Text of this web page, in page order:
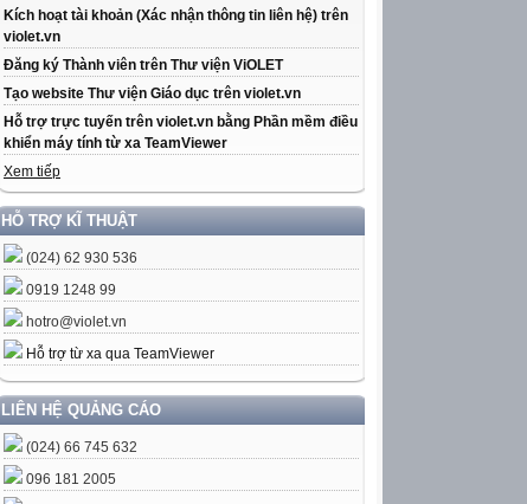
Kích hoạt tài khoản (Xác nhận thông tin liên hệ) trên
violet.vn
Đăng ký Thành viên trên Thư viện ViOLET
Tạo website Thư viện Giáo dục trên violet.vn
Hỗ trợ trực tuyến trên violet.vn bằng Phần mềm điều
khiển máy tính từ xa TeamViewer
Xem tiếp
HỖ TRỢ KĨ THUẬT
(024) 62 930 536
0919 1248 99
hotro@violet.vn
Hỗ trợ từ xa qua TeamViewer
LIÊN HỆ QUẢNG CÁO
(024) 66 745 632
096 181 2005